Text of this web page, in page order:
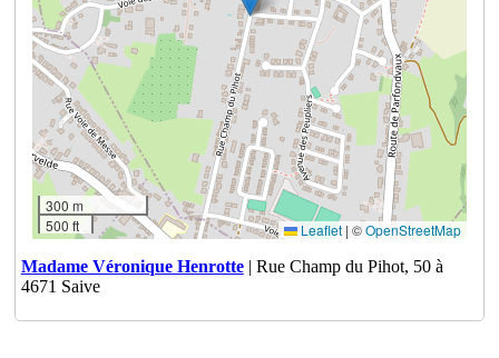
300 m
500 ft
Leaflet | ©OpenStreetMap
Madame Véronique Henrotte| Rue Champ du Pihot, 50 à
4671 Saive